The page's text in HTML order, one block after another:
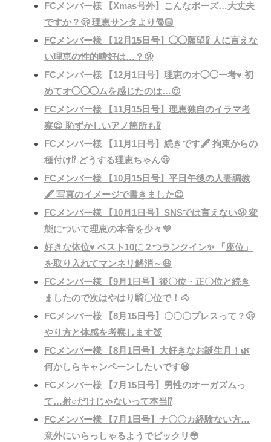
FCメンバー様 【Xmas号外】こんなポーズ…大丈夫
ですか？🫢 理恵サンタより🎅🏻
FCメンバー様 【12月15日号】◯◯願望⁉️ 人に言えな
い理恵の性的嗜好は…？🫢
FCメンバー様 【12月1日号】理恵のオ◯◯ー考♥️ 初
めてオ◯◯◯ムを感じたのは…😌
FCメンバー様 【11月15日号】理恵独自のイラマ考
察😌 恥ずかしいアノ箇所も⁉️
FCメンバー様 【11月1日号】続きです🖋 拘束からの
種付け⁉️ どうする理恵ちゃん🫢
FCメンバー様 【10月15日号】平日午後の人妻調教
🖋 写真のイメージで書きました😊
FCメンバー様 【10月1日号】SNSでは言えない🫢 変
態について理恵の本音を少々💜
好きな体位♥️ ベスト10に２つランクイン✨ 「座位」
を取り入れてマンネリ解消～😆
FCメンバー様 【9月1日号】後〇位・正〇位と続き
ましたので次はやはり騎〇位で！🐴
FCメンバー様 【8月15日号】〇〇〇プレスって？🫢
やり方と体感を考察します🍑
FCメンバー様 【8月1日号】大好きなお誕生月！🌿
何かしらキャンペーンしたいです😆
FCメンバー様 【7月15日号】男性のオーガズムっ
て…射○だけじゃないって本当⁉️
FCメンバー様 【7月1日号】ナ〇〇カ経験ない方…
意外にいらっしゃるようでビックリ😳